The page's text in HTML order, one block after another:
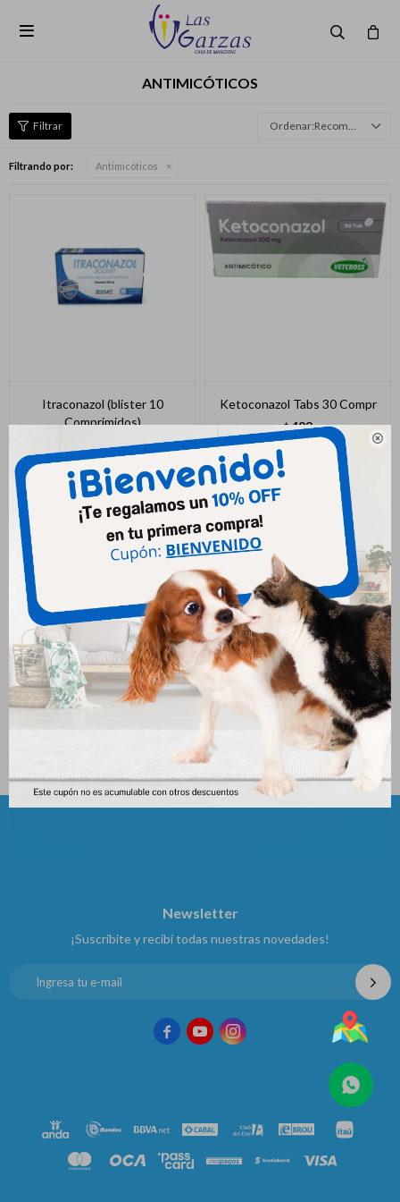


ANTIMICÓTICOS
Recomendados
Filtrando por: Antimicóticos
Itraconazol (blister 10
Comprimidos)
287
Ketoconazol Tabs 30 Compr
$483
Ketomycol Solucion 30 Ml
731
Newsletter
¡Suscribite y recibí todas nuestras novedades!
  